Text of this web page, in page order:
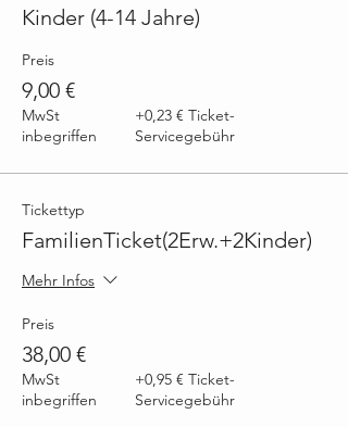
Kinder (4-14 Jahre)
Preis
9,00 €
MwSt
inbegriffen
+0,23 € Ticket-
Servicegebühr
Tickettyp
FamilienTicket(2Erw.+2Kinder)
Mehr Infos
Preis
38,00 €
MwSt
inbegriffen
+0,95 € Ticket-
Servicegebühr